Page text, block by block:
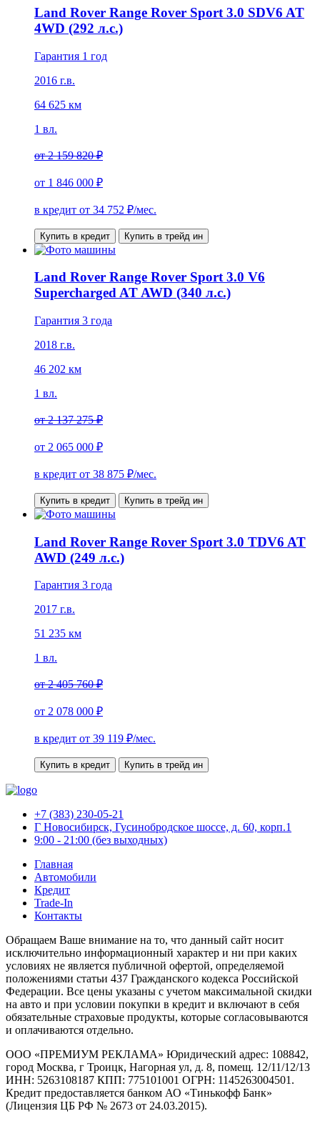
Land Rover Range Rover Sport 3.0 SDV6 AT
4WD (292 л.с.)
Гарантия 1 год
2016 г.в.
64 625 км
1 вл.
от2 159 820 ₽
от 1 846 000 ₽
в кредит от 34 752 ₽/мес.
Купить в кредит Купить в трейд ин
Land Rover Range Rover Sport 3.0 V6
Supercharged AT AWD (340 л.с.)
Гарантия 3 года
2018 г.в.
46 202 км
1 вл.
от2 137 275 ₽
от 2 065 000 ₽
в кредит от 38 875 ₽/мес.
Купить в кредит Купить в трейд ин
Land Rover Range Rover Sport 3.0 TDV6 AT
AWD (249 л.с.)
Гарантия 3 года
2017 г.в.
51 235 км
1 вл.
от2 405 760 ₽
от 2 078 000 ₽
в кредит от 39 119 ₽/мес.
Купить в кредит Купить в трейд ин
+7 (383) 230-05-21
Г Новосибирск, Гусинобродское шоссе, д. 60, корп.1
9:00 - 21:00 (без выходных)
Главная
Автомобили
Кредит
Trade-In
Контакты
Обращаем Ваше внимание на то, что данный сайт носит
исключительно информационный характер и ни при каких
условиях не является публичной офертой, определяемой
положениями статьи 437 Гражданского кодекса Российской
Федерации. Все цены указаны с учетом максимальной скидки
на авто и при условии покупки в кредит и включают в себя
обязательные страховые продукты, которые согласовываются
и оплачиваются отдельно.
ООО «ПРЕМИУМ РЕКЛАМА» Юридический адрес: 108842,
город Москва, г Троицк, Нагорная ул, д. 8, помещ. 12/11/12/13
ИНН: 5263108187 КПП: 775101001 ОГРН: 1145263004501.
Кредит предоставляется банком АО «Тинькофф Банк»
(Лицензия ЦБ РФ № 2673 от 24.03.2015).